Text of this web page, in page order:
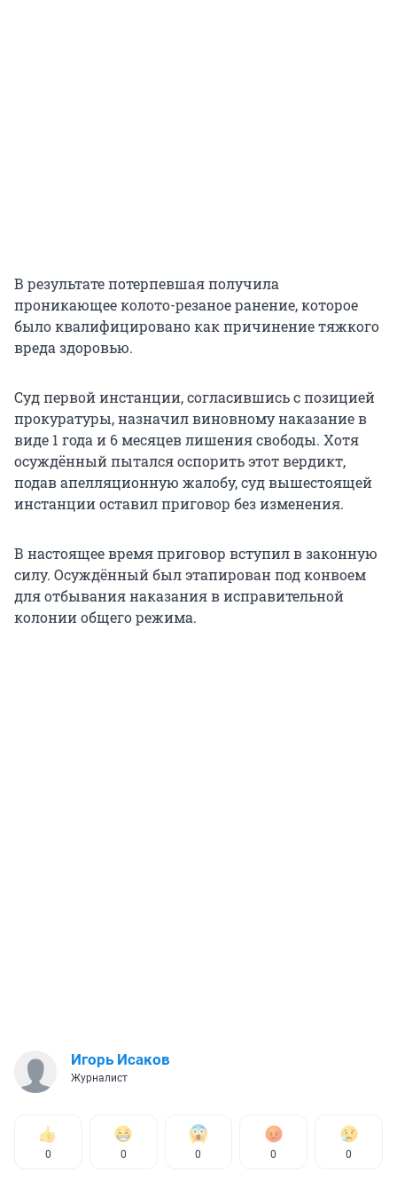
В результате потерпевшая получила
проникающее колото-резаное ранение, которое
было квалифицировано как причинение тяжкого
вреда здоровью.
Суд первой инстанции, согласившись с позицией
прокуратуры, назначил виновному наказание в
виде 1 года и 6 месяцев лишения свободы. Хотя
осуждённый пытался оспорить этот вердикт,
подав апелляционную жалобу, суд вышестоящей
инстанции оставил приговор без изменения.
В настоящее время приговор вступил в законную
силу. Осуждённый был этапирован под конвоем
для отбывания наказания в исправительной
колонии общего режима.
Игорь Исаков
Журналист
0 0 0 0 0